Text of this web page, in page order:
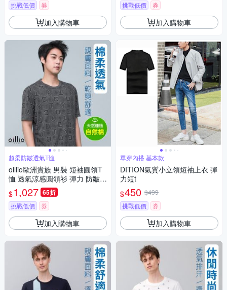
挑戰低價 券
加入購物車
超柔防皺透氣T恤
oillio歐洲貴族 男裝 短袖圓領T
恤 透氣涼感圓領衫 彈力 防皺
天絲棉 灰色 法國品牌
$1,027 65折
挑戰低價 券
加入購物車
挑戰低價 券
加入購物車
單穿內搭 基本款
DITION氣質小立領短袖上衣 彈
力短t
$450 $499
挑戰低價
券
加入購物車